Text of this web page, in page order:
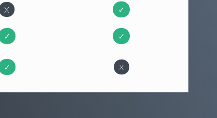
X ✓
✓ ✓
✓ X